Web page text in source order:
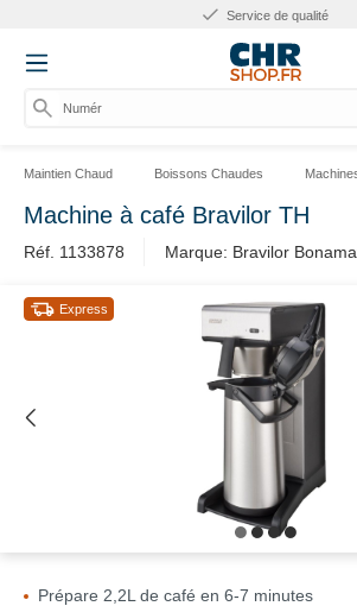
Service de qualité
Numéro
Maintien Chaud Boissons Chaudes
Machine à café Bravilor TH
Réf. 1133878 Marque: Bravilor
Express
Prépare 2,2L de café en 6-7 minutes